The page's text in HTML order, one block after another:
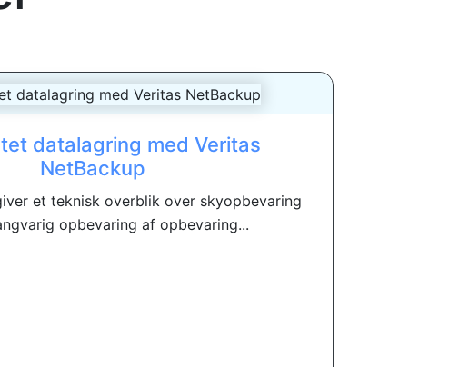
datalagring med Veritas
NetBackup
et teknisk overblik over skyopbevaring
opbevaring af opbevaring...